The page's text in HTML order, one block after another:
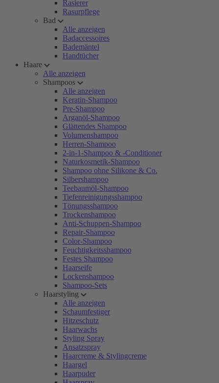
Rasierer
Rasurpflege
Bad
Alle anzeigen
Badaccessoires
Bademäntel
Handtücher
Haare
Alle anzeigen
Shampoos
Alle anzeigen
Keratin-Shampoo
Pre-Shampoo
Arganöl-Shampoo
Glättendes Shampoo
Volumenshampoo
Herren-Shampoo
2-in-1-Shampoo & -Conditioner
Naturkosmetik-Shampoo
Shampoo ohne Silikone & Co.
Silbershampoo
Teebaumöl-Shampoo
Tiefenreinigungsshampoo
Tönungsshampoo
Trockenshampoo
Anti-Schuppen-Shampoo
Repair-Shampoo
Color-Shampoo
Feuchtigkeitsshampoo
Festes Shampoo
Haarseife
Lockenshampoo
Shampoo-Sets
Haarstyling
Alle anzeigen
Schaumfestiger
Hitzeschutz
Haarwachs
Styling Spray
Ansatzspray
Haarcreme & Stylingcreme
Haargel
Haarpuder